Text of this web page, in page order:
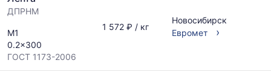
ДПРНМ
М1
0.2x300
ГОСТ 1173-2006
1 572 ₽ / кг
Новосибирск
Евромет
›